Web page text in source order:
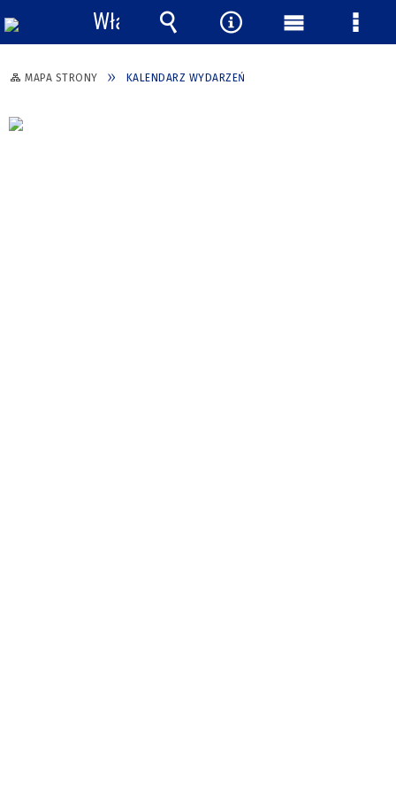
MAPA STRONY KALENDARZ WYDARZEŃ
Włącz
powiadomienia
Wyszukiwarka
Narzędzia
Menu Menu